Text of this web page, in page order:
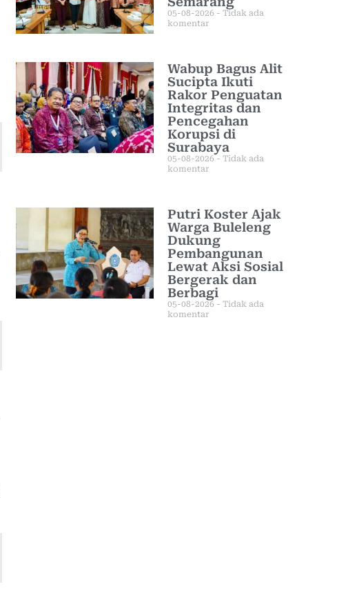
05-08-2026
Tidak ada
komentar
Wabup Bagus Alit
Sucipta Ikuti
Rakor Penguatan
Integritas dan
Pencegahan
Korupsi di
Surabaya
05-08-2026
Tidak ada
komentar
Putri Koster Ajak
Warga Buleleng
Dukung
Pembangunan
Lewat Aksi Sosial
Bergerak dan
Berbagi
05-08-2026
Tidak ada
komentar